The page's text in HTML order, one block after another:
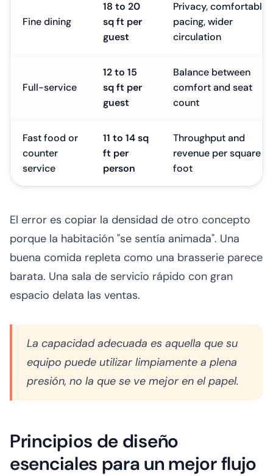
Fine dining
18 to 20
sq ft per
guest
Privacy, comfortable
pacing, wider
circulation
Full-service
12 to 15
sq ft per
guest
Balance between
comfort and seat
count
Fast food or
counter
service
11 to 14 sq
ft per
person
Throughput and
revenue per square
foot
El error es copiar la densidad de otro concepto
porque la habitación "se sentía animada". Una
buena comida repleta como una brasserie parece
barata. Una sala de servicio rápido con gran
espacio delata las ventas.
La capacidad adecuada es aquella que su
equipo puede utilizar limpiamente a plena
presión, no la que se ve mejor en el papel.
Principios de diseño
esenciales para un mejor flujo